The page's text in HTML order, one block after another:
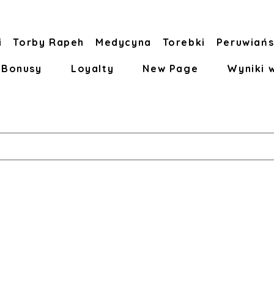
Torby Rapeh Medycyna Torebki
Bonusy Loyalty New Page Wyniki